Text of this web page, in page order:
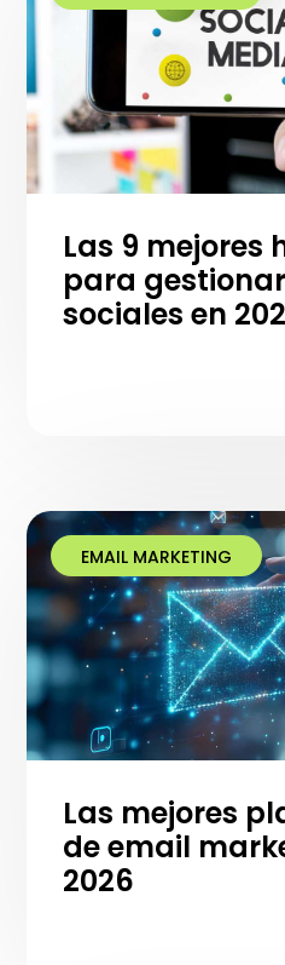
Las 9 mejores
para
sociales en
EMAIL MARKETING
Las mejores
de email
2026